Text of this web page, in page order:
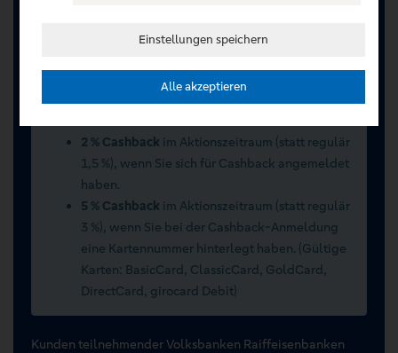
Registrieren Sie sich jetzt auf VR Entertain.
Sommerwochen 2026 vom 15.07.2026 bis
2 % Cashback im Aktionszeitraum (statt regulär
1,5 %), wenn Sie sich für Cashback angemeldet
haben.
5 % Cashback im Aktionszeitraum (statt regulär
3 %), wenn Sie bei der Cashback-Anmeldung
eine Kartennummer hinterlegt haben. (Gültige
Karten: BasicCard, ClassicCard, GoldCard,
DirectCard, girocard Debit)
Kunden teilnehmender Volksbanken Raiffeisenbanken
Einstellungen speichern
Alle akzeptieren